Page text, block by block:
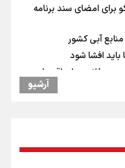
برای امضای سند برنامه
آبی کشور
باید افشا شود
طلایی برای اقتصاد
آمریکا را بازداشت کرد
آرشیو